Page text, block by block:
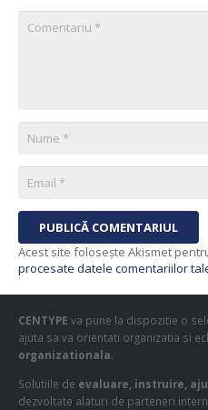
PUBLICĂ COMENTARIUL
Acest site folosește Akismet
procesate datele comentariilor
CENTYPE va pune la dispozitie o
ajuta sa va orientati organizatia si
organizationala.
Solutiile de evaluare, instruire,
dezvoltate alaturi de parteneri